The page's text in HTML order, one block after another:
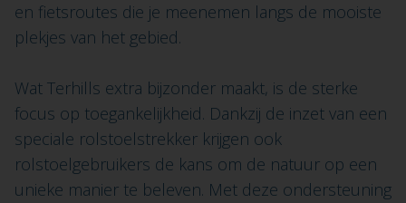
en fietsroutes die je meenemen langs de mooiste
plekjes van het gebied.
Wat Terhills extra bijzonder maakt, is de sterke
focus op toegankelijkheid. Dankzij de inzet van een
speciale rolstoelstrekker krijgen ook
rolstoelgebruikers de kans om de natuur op een
unieke manier te beleven. Met deze ondersteuning